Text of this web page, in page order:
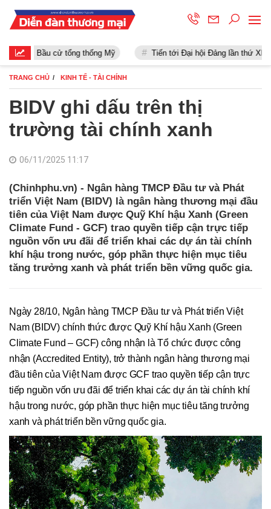
Bầu cử tổng thống Mỹ Tiến tới Đại hội Đảng lần thứ XIII
TRANG CHỦ KINH TẾ - TÀI CHÍNH
BIDV ghi dấu trên thị
trường tài chính xanh
06/11/2025 11:17
(Chinhphu.vn) - Ngân hàng TMCP Đầu tư và Phát
triển Việt Nam (BIDV) là ngân hàng thương mại đầu
tiên của Việt Nam được Quỹ Khí hậu Xanh (Green
Climate Fund - GCF) trao quyền tiếp cận trực tiếp
nguồn vốn ưu đãi để triển khai các dự án tài chính
khí hậu trong nước, góp phần thực hiện mục tiêu
tăng trưởng xanh và phát triển bền vững quốc gia.
Ngày 28/10, Ngân hàng TMCP Đầu tư và Phát triển Việt
Nam (BIDV) chính thức được Quỹ Khí hậu Xanh (Green
Climate Fund – GCF) công nhận là Tổ chức được công
nhận (Accredited Entity), trở thành ngân hàng thương mại
đầu tiên của Việt Nam được GCF trao quyền tiếp cận trực
tiếp nguồn vốn ưu đãi để triển khai các dự án tài chính khí
hậu trong nước, góp phần thực hiện mục tiêu tăng trưởng
xanh và phát triển bền vững quốc gia.